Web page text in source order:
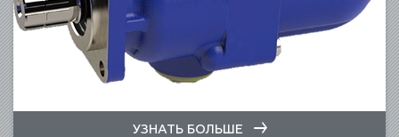
УЗНАТЬ БОЛЬШЕ